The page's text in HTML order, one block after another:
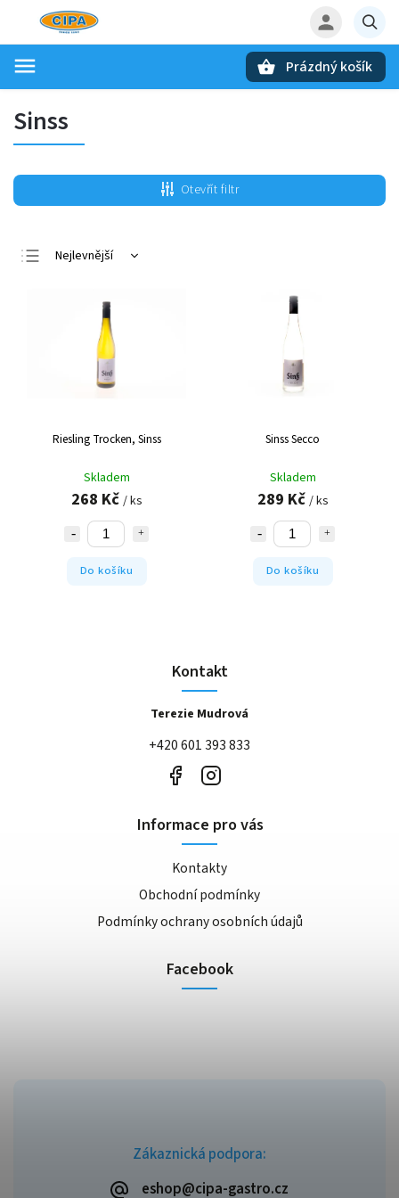
Prázdný košík
Sinss
Otevřít filtr
Nejlevnější
Nejprodávanější
Abecedně
Riesling Trocken, Sinss
Skladem
268 Kč / ks
Do košíku
Sinss Secco
Skladem
289 Kč / ks
Do košíku
Zákaznická podpora:
eshop@cipa-gastro.cz
Kontakt
Terezie Mudrová
+420 601 393 833
Informace pro vás
Kontakty
Obchodní podmínky
Podmínky ochrany osobních údajů
Facebook